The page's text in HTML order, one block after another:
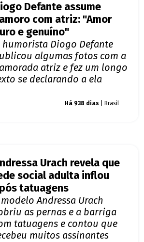
Defante assume
com atriz: "Amor
e genuíno"
humorista Diogo Defante
algumas fotos com a
atriz e fez um longo
se declarando a ela
Há 938 dias | Brasil
Urach revela que
social adulta inflou
tatuagens
modelo Andressa Urach
as pernas e a barriga
tatuagens e contou que
muitos assinantes